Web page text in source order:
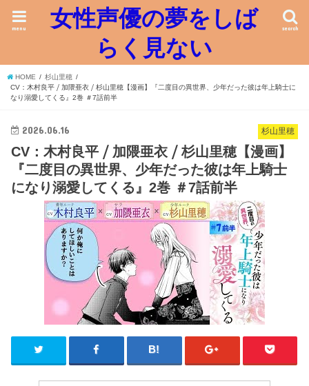
女性声優の夢をしば
らく見ない
search
menu
HOME
杉山里穂
CV：木村良平 ⧸ 加隈亜衣 ⧸ 杉山里穂【漫画】『二度目の異世界、少年だった彼は年上騎士に
なり溺愛してくる』2巻 ＃7話前半
杉山里穂
2026.06.16
CV：木村良平 ⧸ 加隈亜衣 ⧸ 杉山里穂【漫画】
『二度目の異世界、少年だった彼は年上騎士
になり溺愛してくる』2巻 ＃7話前半